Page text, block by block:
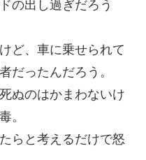
の出し過ぎだろう
ど、車に乗せられて
だったんだろう。
ぬのはかまわないけ
。
らと考えるだけで怒